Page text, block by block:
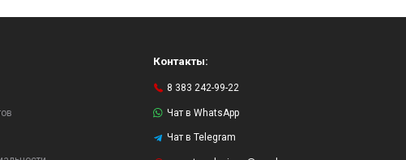
Контакты:
8 383 242-99-22
Чат в WhatsApp
Чат в Telegram